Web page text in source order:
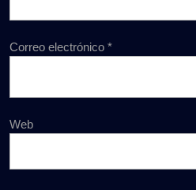
Correo electrónico *
Web